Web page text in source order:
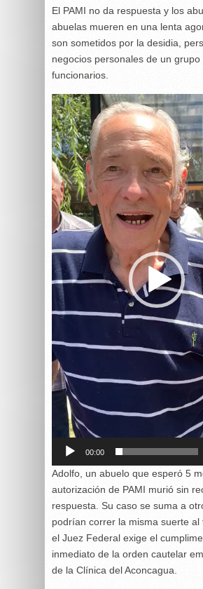
El PAMI no da respuesta y los
abuelas mueren en una lenta
son sometidos por la desidia,
negocios personales de un grupo
funcionarios.
Reproductor
de
vídeo
00:00
Adolfo, un abuelo que esperó 5
autorización de PAMI murió sin
respuesta. Su caso se suma a
podrían correr la misma suerte al
el Juez Federal exige el
inmediato de la orden cautelar
de la Clínica del Aconcagua.